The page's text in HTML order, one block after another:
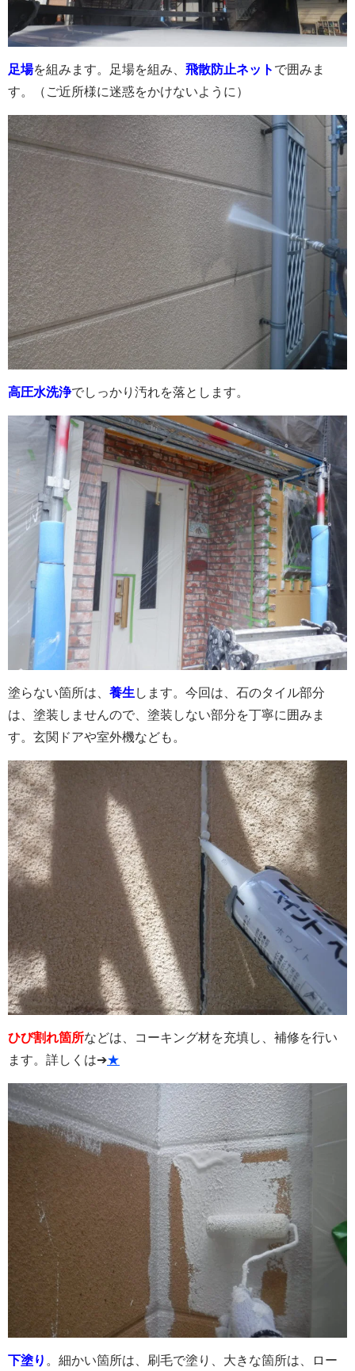
足場を組みます。足場を組み、 飛散防止ネット で囲みま
す。（ご近所様に迷惑をかけないように）
高圧水洗浄でしっかり汚れを落とします。
塗らない箇所は、 養生 します。今回は、石のタイル部分
は、塗装しませんので、塗装しない部分を丁寧に囲みま
す。玄関ドアや室外機なども。
ひび割れ箇所などは、コーキング材を充填し、補修を行い
ます。詳しくは➔★
下塗り 。細かい箇所は、刷毛で塗り、大きな箇所は、ロー